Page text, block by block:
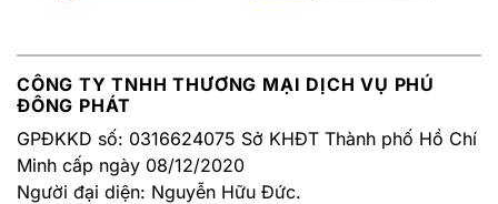
CÔNG TY TNHH THƯƠNG MẠI DỊCH VỤ PHÚ
ĐÔNG PHÁT
GPĐKKD số: 0316624075 Sở KHĐT Thành phố Hồ Chí
Minh cấp ngày 08/12/2020
Người đại diện: Nguyễn Hữu Đức.